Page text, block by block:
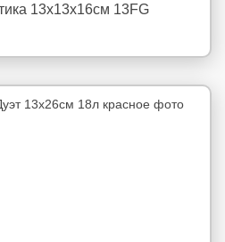
13х13х16см 13FG